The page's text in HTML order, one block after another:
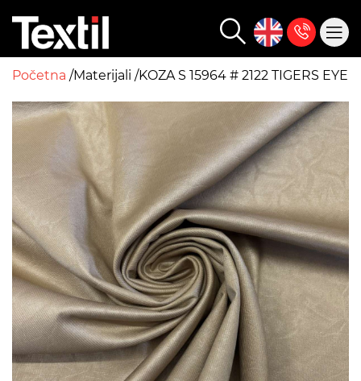
Početna Materijali KOZA S 15964 # 2122 TIGERS EYE